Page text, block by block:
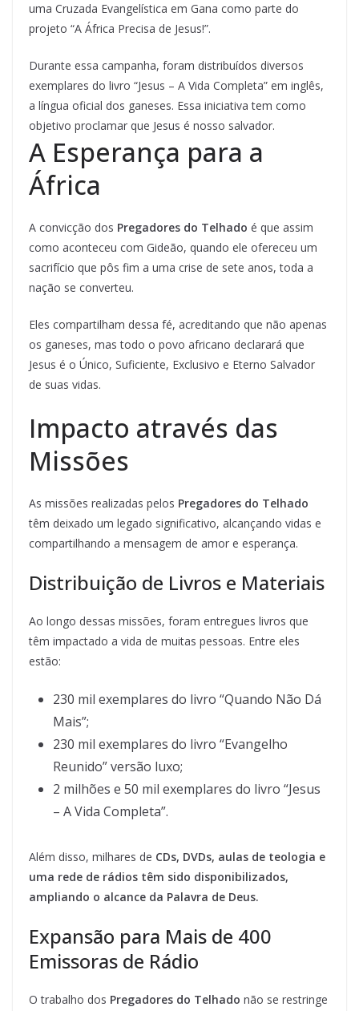
uma Cruzada Evangelística em Gana como parte do
projeto “A África Precisa de Jesus!”.
Durante essa campanha, foram distribuídos diversos
exemplares do livro “Jesus – A Vida Completa” em inglês,
a língua oficial dos ganeses. Essa iniciativa tem como
objetivo proclamar que Jesus é nosso salvador.
A Esperança para a
África
A convicção dos Pregadores do Telhado é que assim
como aconteceu com Gideão, quando ele ofereceu um
sacrifício que pôs fim a uma crise de sete anos, toda a
nação se converteu.
Eles compartilham dessa fé, acreditando que não apenas
os ganeses, mas todo o povo africano declarará que
Jesus é o Único, Suficiente, Exclusivo e Eterno Salvador
de suas vidas.
Impacto através das
Missões
As missões realizadas pelos Pregadores do Telhado
têm deixado um legado significativo, alcançando vidas e
compartilhando a mensagem de amor e esperança.
Distribuição de Livros e Materiais
Ao longo dessas missões, foram entregues livros que
têm impactado a vida de muitas pessoas. Entre eles
estão:
230 mil exemplares do livro “Quando Não Dá
Mais”;
230 mil exemplares do livro “Evangelho
Reunido” versão luxo;
2 milhões e 50 mil exemplares do livro “Jesus
– A Vida Completa”.
Além disso, milhares de CDs, DVDs, aulas de teologia e
uma rede de rádios têm sido disponibilizados,
ampliando o alcance da Palavra de Deus.
Expansão para Mais de 400
Emissoras de Rádio
O trabalho dos Pregadores do Telhado não se restringe